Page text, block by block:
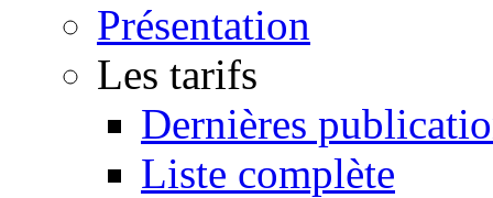
Présentation
Les tarifs
Dernières
Liste complète